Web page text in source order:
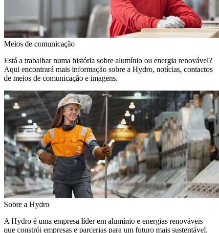
Meios de comunicação
Está a trabalhar numa história sobre alumínio ou energia renovável?
Aqui encontrará mais informação sobre a Hydro, notícias, contactos
de meios de comunicação e imagens.
Sobre a Hydro
A Hydro é uma empresa líder em alumínio e energias renováveis
que constrói empresas e parcerias para um futuro mais sustentável.